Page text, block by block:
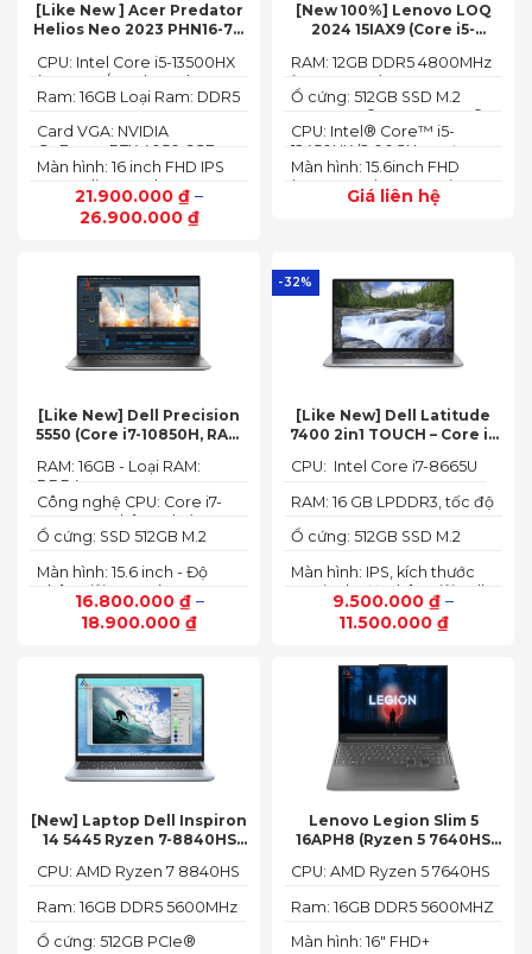
[Like New ] Acer Predator
Helios Neo 2023 PHN16-71-
16GB, 512GB, RTX 4050 6GB,
16″ FHD 165Hz)
21.900.000 ₫ –
26.900.000 ₫
Màn hình: 16 inch FHD IPS
165Hz SlimBezel, sRGB
100%, Acer ComfyView,
500 nits
Card VGA: NVIDIA
GeForce RTX 4050 6GB
(140W)
Ram: 16GB Loại Ram: DDR5
CPU: Intel Core i5-13500HX
(14 Cores/ 20 Threads, up
to 4.70 GHz, 24MB)
[New 100%] Lenovo LOQ
2024 15IAX9 (Core i5-
3050 6GB, 15.6″ FHD 144Hz)
Giá liên hệ
Màn hình: 15.6inch FHD
(1920x1080) IPS 300nits
Anti-glare, 100%sRGB,
CPU: Intel® Core™ i5-
12450HX (2.00GHz up to
4.40GHz, 12MB Cache)
Ổ cứng: 512GB SSD M.2
2242 PCIe® 4.0x4 NVMe®
RAM: 12GB DDR5 4800MHz
(up to 32GB)
[Like New] Dell Precision
5550 (Core i7-10850H, RAM
Quadro T1000 4G, Màn
15.6” FHD+)
16.800.000 ₫–
18.900.000 ₫
Màn hình: 15.6 inch - Độ
phân giải: FHD+ (1920 x
1200 px)
Ổ cứng: SSD 512GB M.2
Công nghệ CPU: Core i7-
10750H, 6 nhân, 12 luồng
RAM: 16GB - Loại RAM:
DDR4
-32%
[Like New] Dell Latitude
7400 2in1 TOUCH – Core i7
màn hình 14 inch FHD Cảm
9.500.000 ₫ –
11.500.000 ₫
Màn hình: IPS, kích thước
14.0 inch, độ phân giải Full
HD (1920 x 1080)
Ổ cứng: 512GB SSD M.2
RAM: 16 GB LPDDR3, tốc độ
CPU: Intel Core i7-8665U
[New] Laptop Dell Inspiron
14 5445 Ryzen 7-8840HS
Radeon 780M Màn 14inch
Ổ cứng: 512GB PCIe®
Ram: 16GB DDR5 5600MHz
CPU: AMD Ryzen 7 8840HS
Lenovo Legion Slim 5
16APH8 (Ryzen 5 7640HS
4060 16″ FHD+ 144Hz)
Màn hình: 16" FHD+
Ram: 16GB DDR5 5600MHZ
CPU: AMD Ryzen 5 7640HS